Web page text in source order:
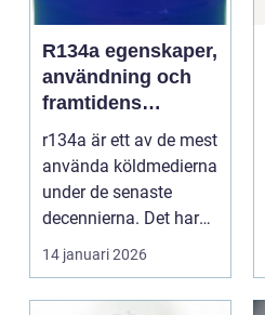
R134a egenskaper,
användning och
framtidens
alternativ
r134a är ett av de mest
använda köldmedierna
under de senaste
decennierna. Det har
haft en central r...
14 januari 2026